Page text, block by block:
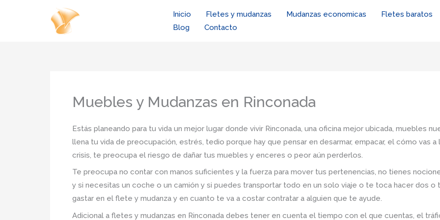
Inicio Fletes y mudanzas Mudanzas economicas
Fletes baratos
Blog
Contacto
Muebles y Mudanzas en Rinconada
Estás planeando para tu vida un mejor lugar donde vivir Rinconada, una oficina mejor ubicada, muebles
llena tu vida de preocupación, estrés, tedio porque hay que pensar en desarmar, empacar, el cómo vas
crisis, te preocupa el riesgo de dañar tus muebles y enceres o peor aún perderlos.
Te preocupa no contar con manos suficientes y la fuerza para mover tus pertenencias, no tienes
y si necesitas un coche o un camión y si puedes transportar todo en un solo viaje o te toca hacer dos o
gastar en el flete y mudanza y en cuanto te va a costar contratar a alguien que te ayude.
Adicional a fletes y mudanzas en Rinconada debes tener en cuenta el tiempo con el que cuentas, el